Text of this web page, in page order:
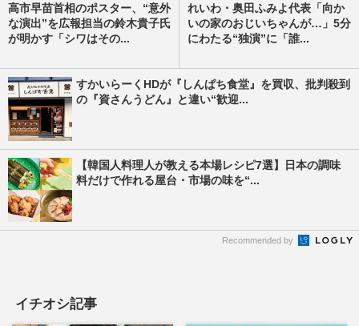
高市早苗首相のポスター、“意外
な演出”を広報担当の鈴木貴子氏
が明かす「シワはその...
れいわ・奥田ふみよ代表「向か
いの家のおじいちゃんが…」5分
にわたる“独演”に「誰...
すかいらーくHDが『しんぱち食堂』を買収、批判殺到
の『資さんうどん』と違い“歓迎...
【韓国人料理人が教える本場レシピ7選】日本の調味
料だけで作れる屋台・市場の味を“...
Recommended by
イチオシ記事